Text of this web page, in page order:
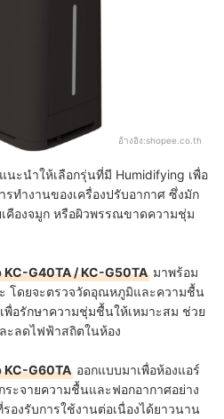
อ้างอิง:shopee.co.th
นะนำให้เลือกรุ่นที่มี Humidifying เพื่อ
ทำงานของเครื่องปรับอากาศ ซึ่งมัก
คืองจมูก หรือผิวพรรณขาดความชุ่ม
KC-G40TA / KC-G50TA มาพร้อม
โดยจะตรวจวัดอุณหภูมิและความชื้น
พื่อรักษาความชุ่มชื้นให้เหมาะสม ช่วย
ะลดไฟฟ้าสถิตในห้อง
KC-G60TA ออกแบบมาเพื่อห้องแอร์
ะจายความชื้นและฟอกอากาศอย่าง
องรับการใช้งานต่อเนื่องได้ยาวนาน